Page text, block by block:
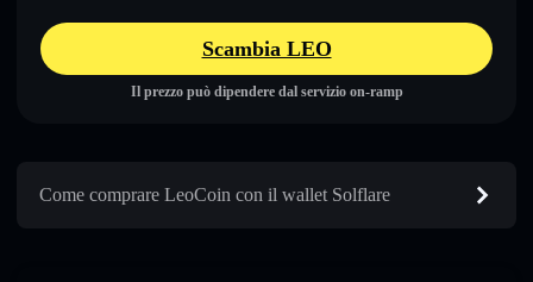
Scambia LEO
Il prezzo può dipendere dal servizio on-ramp
Come comprare LeoCoin con il wallet Solflare